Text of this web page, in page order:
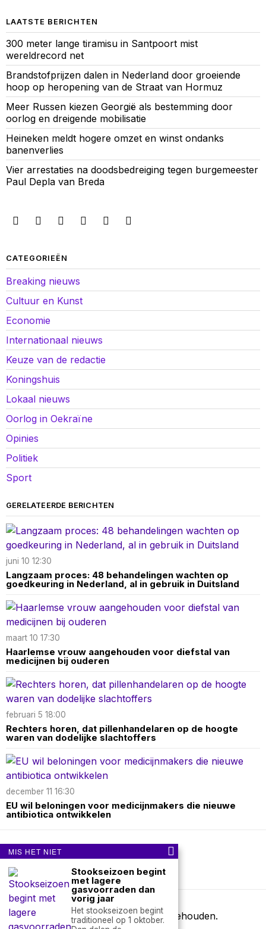
LAATSTE BERICHTEN
300 meter lange tiramisu in Santpoort mist
wereldrecord net
Brandstofprijzen dalen in Nederland door groeiende
hoop op heropening van de Straat van Hormuz
Meer Russen kiezen Georgië als bestemming door
oorlog en dreigende mobilisatie
Heineken meldt hogere omzet en winst ondanks
banenverlies
Vier arrestaties na doodsbedreiging tegen burgemeester
Paul Depla van Breda
CATEGORIEËN
Breaking nieuws
Cultuur en Kunst
Economie
Internationaal nieuws
Keuze van de redactie
Koningshuis
Lokaal nieuws
Oorlog in Oekraïne
Opinies
Politiek
Sport
GERELATEERDE BERICHTEN
juni 10 12:30
Langzaam proces: 48 behandelingen wachten op
goedkeuring in Nederland, al in gebruik in Duitsland
maart 10 17:30
Haarlemse vrouw aangehouden voor diefstal van
medicijnen bij ouderen
februari 5 18:00
Rechters horen, dat pillenhandelaren op de hoogte
waren van dodelijke slachtoffers
december 11 16:30
EU wil beloningen voor medicijnmakers die nieuwe
antibiotica ontwikkelen
nieuwsimpuls.online
2026- Alle rechten voorbehouden.
MIS HET NIET
Stookseizoen begint
met lagere
gasvoorraden dan
vorig jaar
Het stookseizoen begint
traditioneel op 1 oktober.